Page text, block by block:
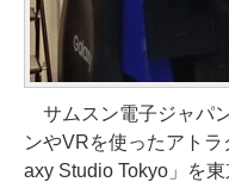
サムスン電子ジャパ
ンやVRを使ったアト
axy Studio Tokyo」を